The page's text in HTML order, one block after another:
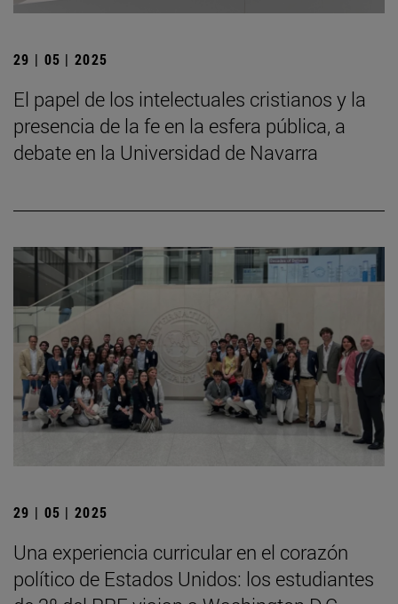
29 | 05 | 2025
El papel de los intelectuales cristianos y la
presencia de la fe en la esfera pública, a
debate en la Universidad de Navarra
29 | 05 | 2025
Una experiencia curricular en el corazón
político de Estados Unidos: los estudiantes